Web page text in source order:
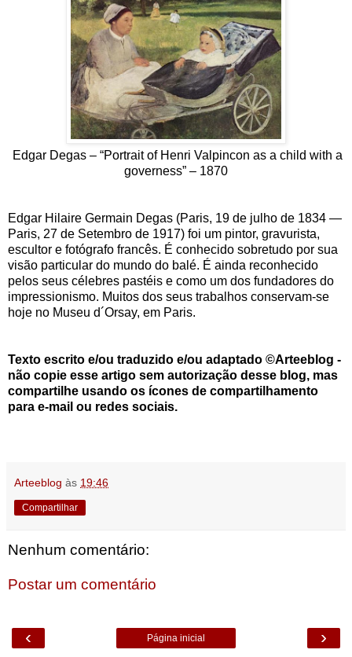
Edgar Degas – “Portrait of Henri Valpincon as a child with a
governess” – 1870
Edgar Hilaire Germain Degas (Paris, 19 de julho de 1834 —
Paris, 27 de Setembro de 1917) foi um pintor, gravurista,
escultor e fotógrafo francês. É conhecido sobretudo por sua
visão particular do mundo do balé. É ainda reconhecido
pelos seus célebres pastéis e como um dos fundadores do
impressionismo. Muitos dos seus trabalhos conservam-se
hoje no Museu d´Orsay, em Paris.
Texto escrito e/ou traduzido e/ou adaptado ©Arteeblog -
não copie esse artigo sem autorização desse blog, mas
compartilhe usando os ícones de compartilhamento
para e-mail ou redes sociais.
Arteeblog às 19:46
Compartilhar
Nenhum comentário:
Postar um comentário
‹ ›
Página inicial